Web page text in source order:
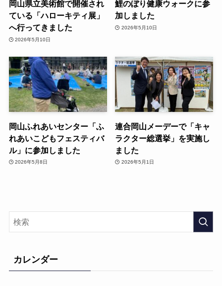
岡山県立美術館で開催され
ている「ハローキティ展」
へ行ってきました
2026年5月10日
鯉のぼり健康ウォークに参
加しました
2026年5月10日
岡山ふれあいセンター「ふ
れあいこどもフェスティバ
ル」に参加しました
2026年5月8日
連合岡山メーデーで「キャ
ラクター総選挙」を実施し
ました
2026年5月1日
カレンダー